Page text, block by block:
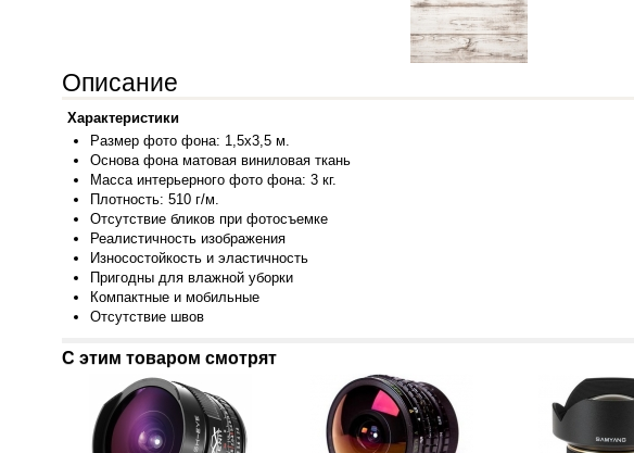
Описание
Характеристики
Размер фото фона: 1,5x3,5 м.
Основа фона матовая виниловая ткань
Масса интерьерного фото фона: 3 кг.
Плотность: 510 г/м.
Отсутствие бликов при фотосъемке
Реалистичность изображения
Износостойкость и эластичность
Пригодны для влажной уборки
Компактные и мобильные
Отсутствие швов
С этим товаром смотрят